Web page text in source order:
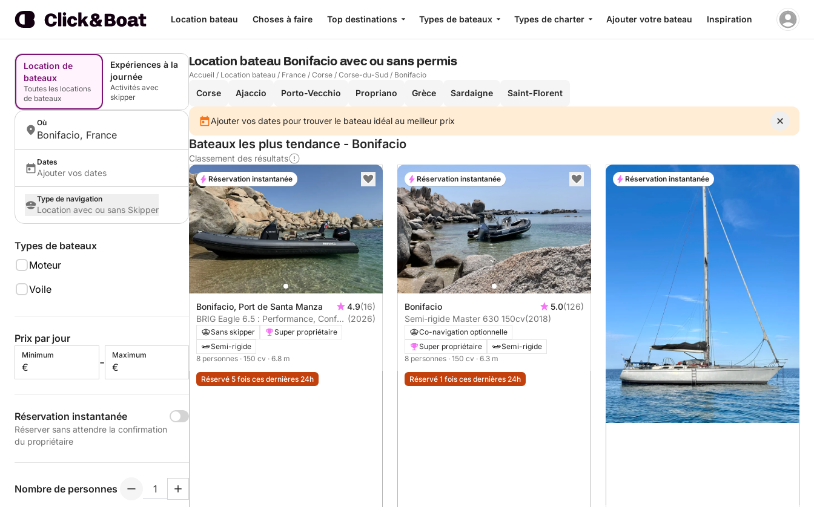
Location bateau Choses à faire Top destinations Types de bateaux Types de charter Ajouter votre bateau Inspiration
Location de
bateaux
Toutes les locations
de bateaux
Expériences à la
journée
Activités avec
skipper
Où
Bonifacio, France
Dates
Ajouter vos dates
Type de navigation
Location avec ou sans Skipper
Types de bateaux
Moteur
Voile
Prix par jour
Minimum
€ -
Maximum
€
Réservation instantanée
Réserver sans attendre la confirmation
du propriétaire
Nombre de personnes
Location bateau Bonifacio avec ou sans permis
Accueil / Location bateau / France / Corse / Corse-du-Sud / Bonifacio
Corse Ajaccio Porto-Vecchio Propriano Grèce Sardaigne Saint-Florent
Ajouter vos dates pour trouver le bateau idéal au meilleur prix
Bateaux les plus tendance - Bonifacio
Classement des résultats
Bonifacio, Port de Santa Manza 4.9(16)
BRIG Eagle 6.5 : Performance, Confort
et Sensations en Mer
(2026)
Sans skipper
Super propriétaire
Semi-rigide
8 personnes · 150 cv · 6.8 m
Réservé 5 fois ces dernières 24h
Réservation instantanée
Bonifacio 5.0(126)
Semi-rigide Master 630 150cv(2018)
Co-navigation optionnelle
Super propriétaire
Semi-rigide
8 personnes · 150 cv · 6.3 m
Réservé 1 fois ces dernières 24h
Réservation instantanée Réservation instantanée